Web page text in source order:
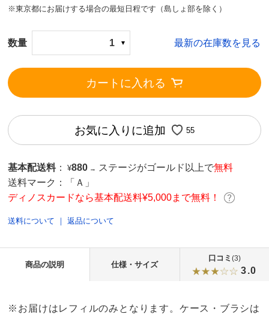
※東京都にお届けする場合の最短日程です（島しょ部を除く）
数量 1 最新の在庫数を見る
カートに入れる
お気に入りに追加 55
基本配送料 ： ¥880 → ステージがゴールド以上で無料
送料マーク：
「Ａ」
ディノスカードなら基本配送料¥5,000まで無料！
送料について ｜返品について
商品の説明 仕様・サイズ
口コミ (3)
3.0
※お届けはレフィルのみとなります。ケース・ブラシは